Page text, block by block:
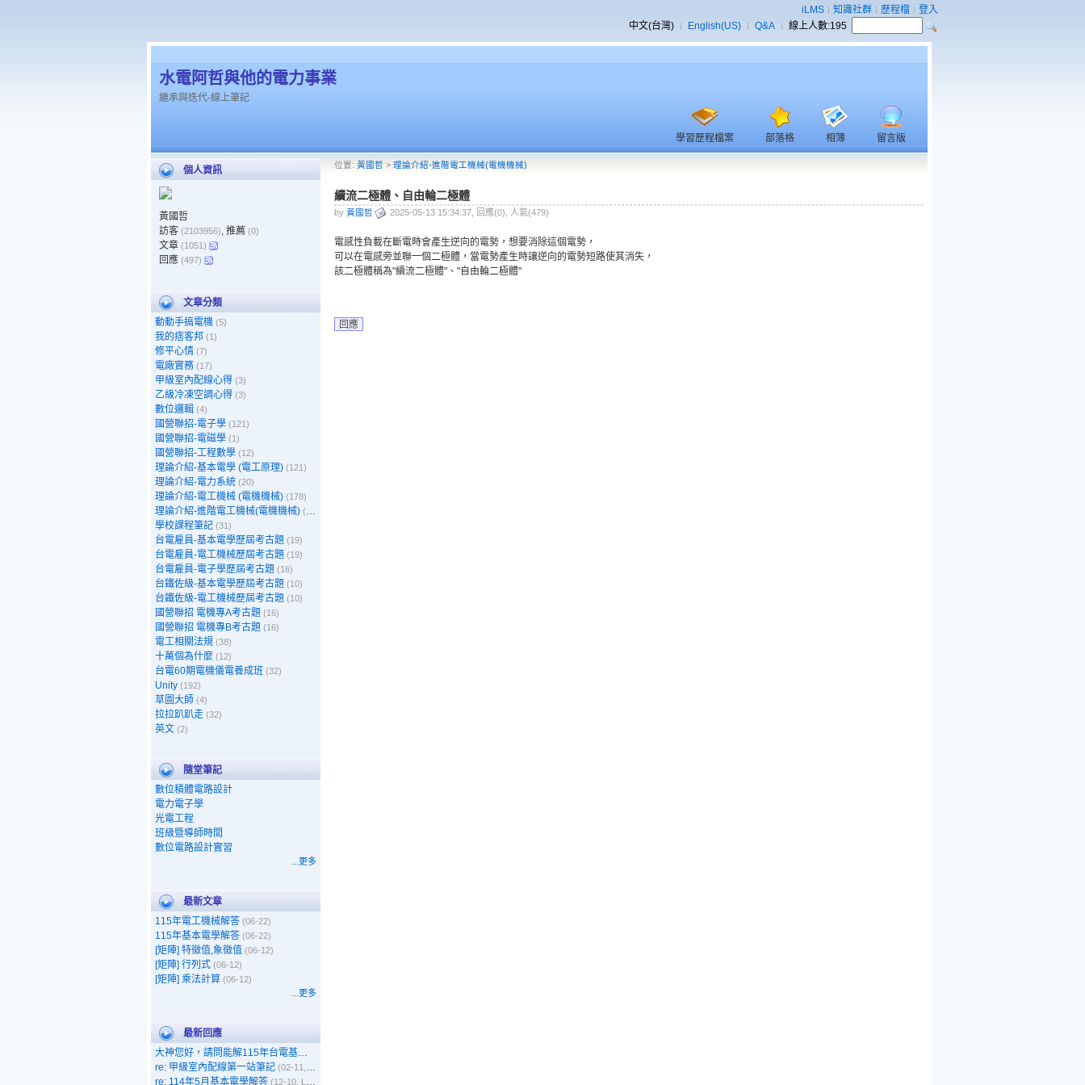
iLMS 知識社群 歷程檔
登入
中文(台灣)
English(US) Q&A 線上人數:195
水電阿哲與他的電力事業
繼承與迭代-線上筆記
學習歷程檔案 部落格 相簿 留言版
個人資訊
黃國哲
訪客 (2103956), 推薦 (0)
文章 (1051)
回應 (497)
文章分類
動動手搞電機 (5)
我的痞客邦 (1)
修平心情 (7)
電廠實務 (17)
甲級室內配線心得 (3)
乙級冷凍空調心得 (3)
數位邏輯 (4)
國營聯招-電子學 (121)
國營聯招-電磁學 (1)
國營聯招-工程數學 (12)
理論介紹-基本電學 (電工原理) (121)
理論介紹-電力系統 (20)
理論介紹-電工機械 (電機機械) (178)
理論介紹-進階電工機械(電機機械) (39)
學校課程筆記 (31)
台電雇員-基本電學歷屆考古題 (19)
台電雇員-電工機械歷屆考古題 (19)
台電雇員-電子學歷屆考古題 (16)
台鐵佐級-基本電學歷屆考古題 (10)
台鐵佐級-電工機械歷屆考古題 (10)
國營聯招 電機專A考古題 (16)
國營聯招 電機專B考古題 (16)
電工相關法規 (38)
十萬個為什麼 (12)
台電60期電機儀電養成班 (32)
Unity (192)
草圖大師 (4)
拉拉趴趴走 (32)
英文 (2)
隨堂筆記
數位積體電路設計
電力電子學
光電工程
班級暨導師時間
數位電路設計實習
...更多
最新文章
115年電工機械解答 (06-22)
115年基本電學解答 (06-22)
[矩陣] 特徵值,象徵值 (06-12)
[矩陣] 行列式 (06-12)
[矩陣] 乘法計算 (06-12)
...更多
最新回應
大神您好，請問能解115年台電基本電學嗎
re: 甲級室內配線第一站筆記 (02-11, 呵呵)
re: 114年5月基本電學解答 (12-10, Leo)
位置: 黃國哲 > 理論介紹-進階電工機械(電機機械)
續流二極體、自由輪二極體
by 黃國哲 2025-05-13 15:34:37, 回應(0), 人氣(479)
電感性負載在斷電時會產生逆向的電勢，想要消除這個電勢，
可以在電感旁並聯一個二極體，當電勢產生時讓逆向的電勢短路使其消失，
該二極體稱為"續流二極體"、"自由輪二極體"
回應